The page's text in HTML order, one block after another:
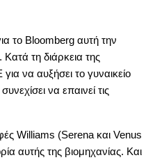
το Bloomberg αυτή την
τη διάρκεια της
να αυξήσει το γυναικείο
να επαινεί τις
Williams (Serena και Venus
αυτής της βιομηχανίας. Και